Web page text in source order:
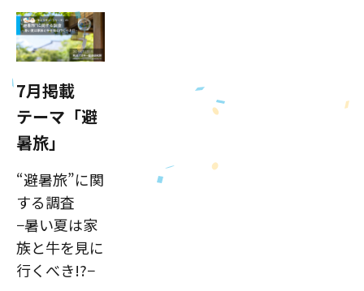
7月掲載
テーマ「避
暑旅」
“避暑旅”に関
する調査
−暑い夏は家
族と牛を見に
行くべき!?−